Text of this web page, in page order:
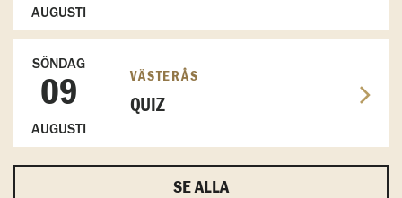
AUGUSTI
SÖNDAG
09
AUGUSTI
VÄSTERÅS
QUIZ
SE ALLA